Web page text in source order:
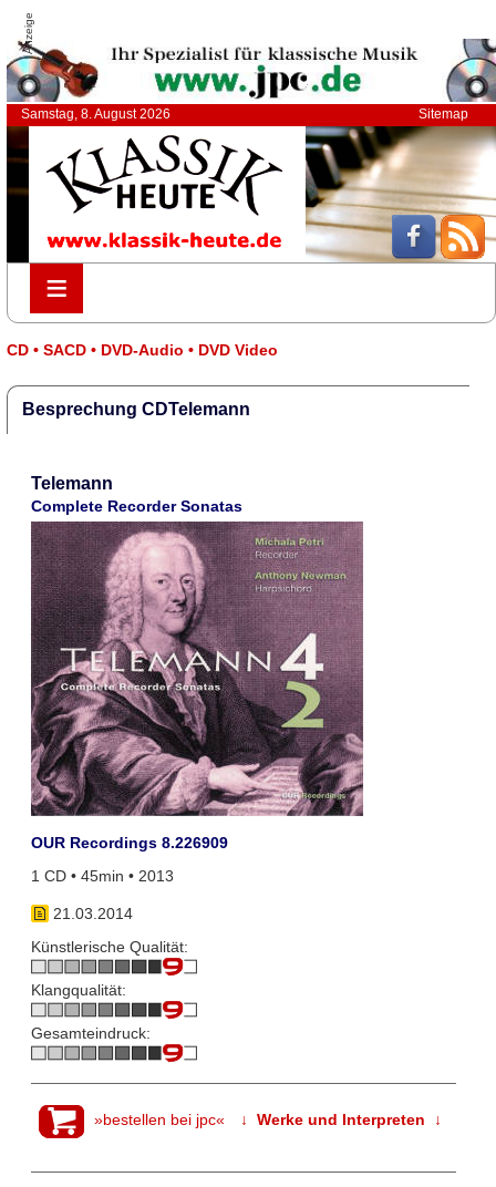
Anzeige
Samstag, 8. August 2026 Sitemap
≡
≡
CD • SACD • DVD-Audio • DVD Video
Besprechung CDTelemann
Telemann
Complete Recorder Sonatas
OUR Recordings 8.226909
1 CD • 45min • 2013
21.03.2014
Künstlerische Qualität:
Klangqualität:
Gesamteindruck:
»bestellen bei jpc« ↓ Werke und Interpreten ↓